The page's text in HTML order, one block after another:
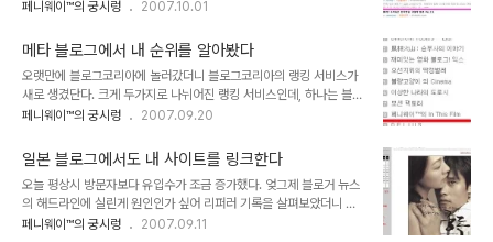
스트 중 [2007년 추석시즌 한국영화 기대작 정리 Ver.1.5]이란 글이
다음 블로거 뉴스에서도 메인에 올라 늘 방문자 수에 목말라 하던 페니
웨이™의 블로그에 트래픽 폭탄이라는 선물을 안겨주었던 고마운 글이
긴 한데.. 프레스 블로그의 개편과 동시에 MP시스템이 시작된건 초기
단계라 아직 많은 유입자가 없어서 상대적인 우위에 놓인것일테지만
(다음번엔 어림도 없겠지..ㅜㅡ) 그래도 예상밖의 후보에 올라 감개무
물론 내 포스트가 M..
페니웨이™의 궁시렁 2007.10.01
메타 블로그에서 내 순위를 알아봤다
오랫만에 블로그코리아에 놀러갔더니 블로그코리아의 랭킹 서비스가
새로 생겼단다. 크게 두가지로 나뉘어진 랭킹 서비스인데, 하나는 블코
랭킹이라고 블코에 가입된 전체 블로그의 순위를 1위~500위까지 매
별로 각각의 분야에 톱 10을 뽑아 선정한 것이다. 블코내에서 점수를
매기는 '생산력 지수', '커뮤니케이션 지수', '인기도 지수' 등 3대 지수
를 기초로 산정한 순위라는데, 페니웨이™의 블로그는 몇위나 했나 봤
더니, 역시나 블코랭킹 50위 안에는 어림도 없나보다. 전체 67위를
했다. 그러나 월간 톱 130 중 영화/연예 섹션에는 8위에 랭크되어 간
페니웨이™의 궁시렁 2007.09.20
일본 블로그에서도 내 사이트를 링크한다
오늘 평상시 방문자보다 유입수가 조금 증가했다. 엊그제 블로거 뉴스
의 해드라인에 실린게 원인인가 싶어 리퍼러 기록을 살펴보았더니 왠
걸~ blog.goo.ne.jp/katachi4119 여기서 줄기차게 들어오고 있
페니웨이™의 궁시렁 2007.09.11